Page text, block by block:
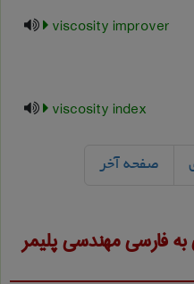
viscosity improver
viscosity index
صفحه آخر
فارسیمهندسی پليمر